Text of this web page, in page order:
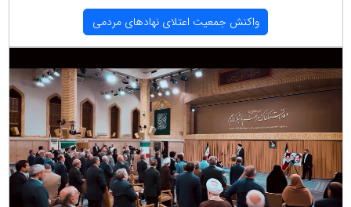
واكنش جمعیت اعتلای نهادهای مردمی